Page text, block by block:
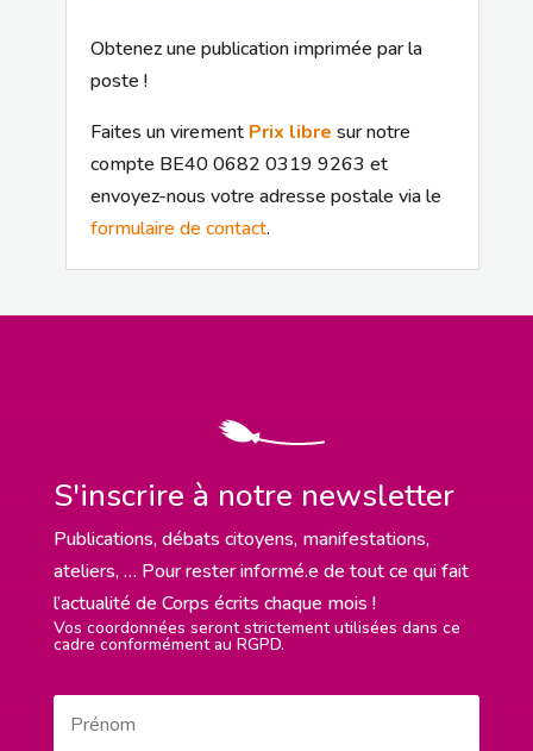
Obtenez une publication imprimée par la
poste !
Faites un virement Prix libre sur notre
compte BE40 0682 0319 9263 et
envoyez-nous votre adresse postale via le
formulaire de contact.
S'inscrire à notre newsletter
Publications, débats citoyens, manifestations,
ateliers, … Pour rester informé.e de tout ce qui fait
l’actualité de Corps écrits chaque mois !
Vos coordonnées seront strictement utilisées dans ce
cadre conformément au RGPD.